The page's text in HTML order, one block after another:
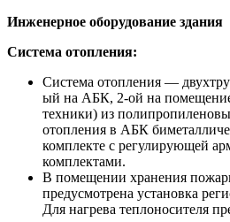
Инженерное оборудование здания
Система отопления:
Система отопления —
ый на АБК, 2-ой на
техники) из
отопления в АБК
комплекте с регулирующей
комплектами.
В помещении хранения
предусмотрена установка
Для нагрева теплоносителя